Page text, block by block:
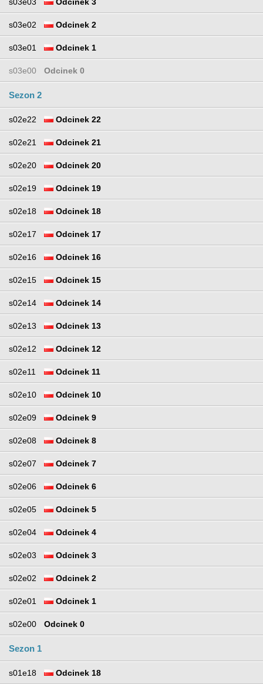
s03e03 Odcinek 3
s03e02 Odcinek 2
s03e01 Odcinek 1
s03e00 Odcinek 0
Sezon 2
s02e22 Odcinek 22
s02e21 Odcinek 21
s02e20 Odcinek 20
s02e19 Odcinek 19
s02e18 Odcinek 18
s02e17 Odcinek 17
s02e16 Odcinek 16
s02e15 Odcinek 15
s02e14 Odcinek 14
s02e13 Odcinek 13
s02e12 Odcinek 12
s02e11 Odcinek 11
s02e10 Odcinek 10
s02e09 Odcinek 9
s02e08 Odcinek 8
s02e07 Odcinek 7
s02e06 Odcinek 6
s02e05 Odcinek 5
s02e04 Odcinek 4
s02e03 Odcinek 3
s02e02 Odcinek 2
s02e01 Odcinek 1
s02e00 Odcinek 0
Sezon 1
s01e18 Odcinek 18